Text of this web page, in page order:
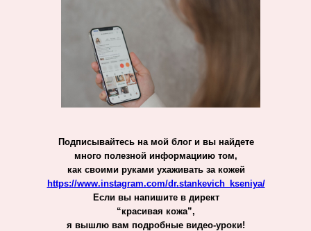
Подписывайтесь на мой блог и вы найдете
много полезной информациию том,
как своими руками ухаживать за кожей
https://www.instagram.com/dr.stankevich_kseniya/
Если вы напишите в директ
“красивая кожа”,
я вышлю вам подробные видео-уроки!